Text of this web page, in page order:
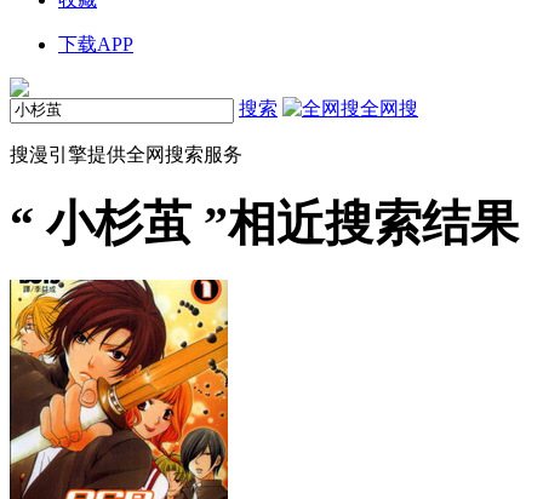
下载APP
搜索 全网搜
搜漫引擎提供全网搜索服务
“ 小杉茧 ”相近搜索结果